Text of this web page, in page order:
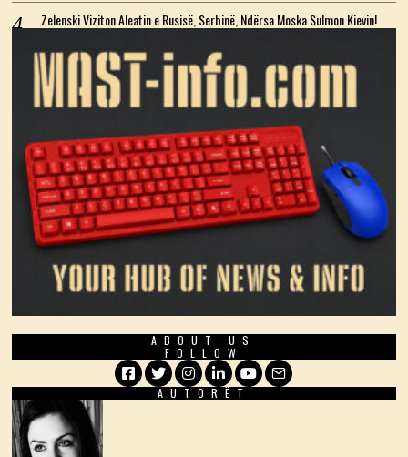
Zelenski Viziton Aleatin e Rusisë, Serbinë, Ndërsa Moska Sulmon Kievin!
ABOUT US
FOLLOW
Facebook
TwitterInstagram
LinkedIn
YouTube
Email
AUTORËT